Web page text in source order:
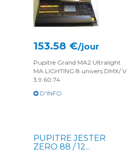
153.58 €/jour
Pupitre Grand MA2 Ultralight
MA LIGHTING 8 univers DMX/ V
3.9.60.74
D'INFO
PUPITRE JESTER
ZERO 88 / 12...